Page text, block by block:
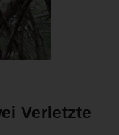
Verletzte